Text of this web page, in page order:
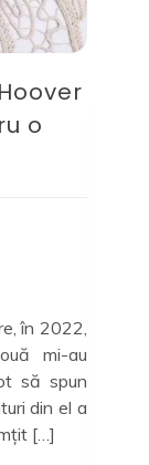
o
în 2022,
mi-au
să spun
din el a
[…]